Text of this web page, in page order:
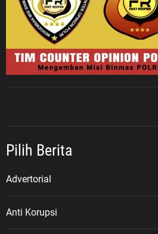
Pilih Berita
Advertorial
Anti Korupsi